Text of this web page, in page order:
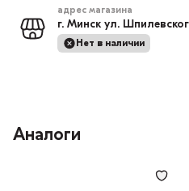
адрес магазина
г. Минск ул.
Нет в наличии
Аналоги